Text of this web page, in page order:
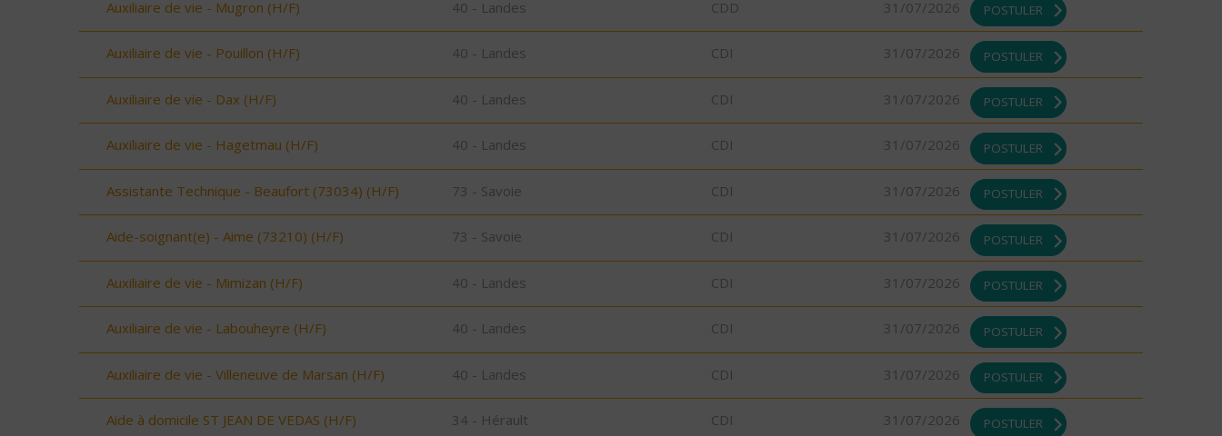
Auxiliaire de vie - Mugron (H/F) 40 - Landes CDD 31/07/2026 POSTULER
Auxiliaire de vie - Pouillon (H/F) 40 - Landes CDI 31/07/2026 POSTULER
Auxiliaire de vie - Dax (H/F) 40 - Landes CDI 31/07/2026 POSTULER
Auxiliaire de vie - Hagetmau (H/F) 40 - Landes CDI 31/07/2026 POSTULER
Assistante Technique - Beaufort (73034) (H/F) 73 - Savoie CDI 31/07/2026 POSTULER
Aide-soignant(e) - Aime (73210) (H/F) 73 - Savoie CDI 31/07/2026 POSTULER
Auxiliaire de vie - Mimizan (H/F) 40 - Landes CDI 31/07/2026 POSTULER
Auxiliaire de vie - Labouheyre (H/F) 40 - Landes CDI 31/07/2026 POSTULER
Auxiliaire de vie - Villeneuve de Marsan (H/F) 40 - Landes CDI 31/07/2026 POSTULER
Aide à domicile ST JEAN DE VEDAS (H/F) 34 - Hérault CDI 31/07/2026 POSTULER